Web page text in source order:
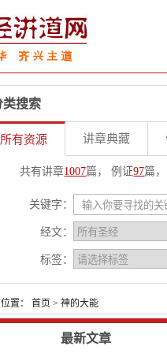
类搜索
所有资源 讲章典藏
共有讲章1007篇， 例证97篇
关键字：
经文：
标签：
置： 首页 > 神的大能
最新文章